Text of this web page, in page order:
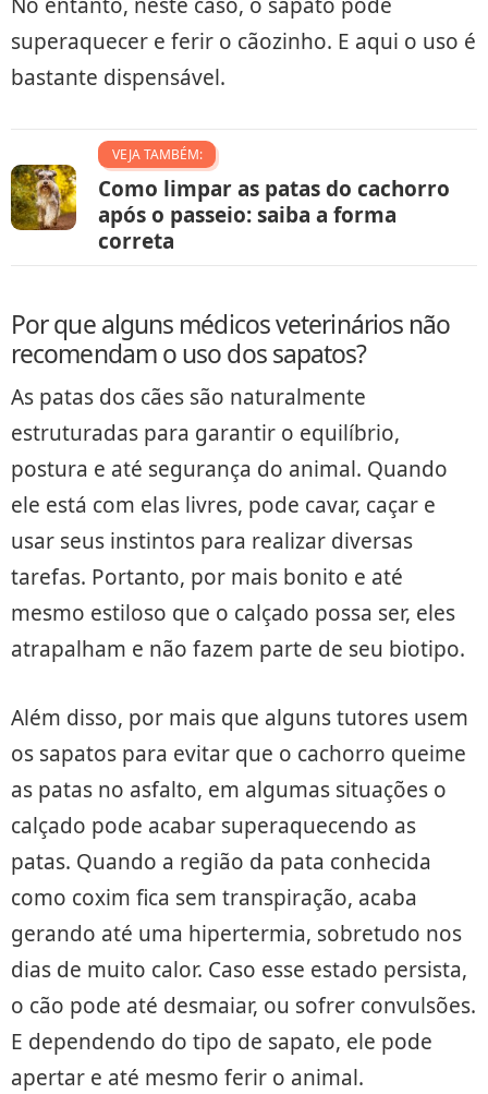
No entanto, neste caso, o sapato pode
superaquecer e ferir o cãozinho. E aqui o uso é
bastante dispensável.
VEJA TAMBÉM:
Como limpar as patas do cachorro
após o passeio: saiba a forma
correta
Por que alguns médicos veterinários não
recomendam o uso dos sapatos?
As patas dos cães são naturalmente
estruturadas para garantir o equilíbrio,
postura e até segurança do animal. Quando
ele está com elas livres, pode cavar, caçar e
usar seus instintos para realizar diversas
tarefas. Portanto, por mais bonito e até
mesmo estiloso que o calçado possa ser, eles
atrapalham e não fazem parte de seu biotipo.
Além disso, por mais que alguns tutores usem
os sapatos para evitar que o cachorro queime
as patas no asfalto, em algumas situações o
calçado pode acabar superaquecendo as
patas. Quando a região da pata conhecida
como coxim fica sem transpiração, acaba
gerando até uma hipertermia, sobretudo nos
dias de muito calor. Caso esse estado persista,
o cão pode até desmaiar, ou sofrer convulsões.
E dependendo do tipo de sapato, ele pode
apertar e até mesmo ferir o animal.